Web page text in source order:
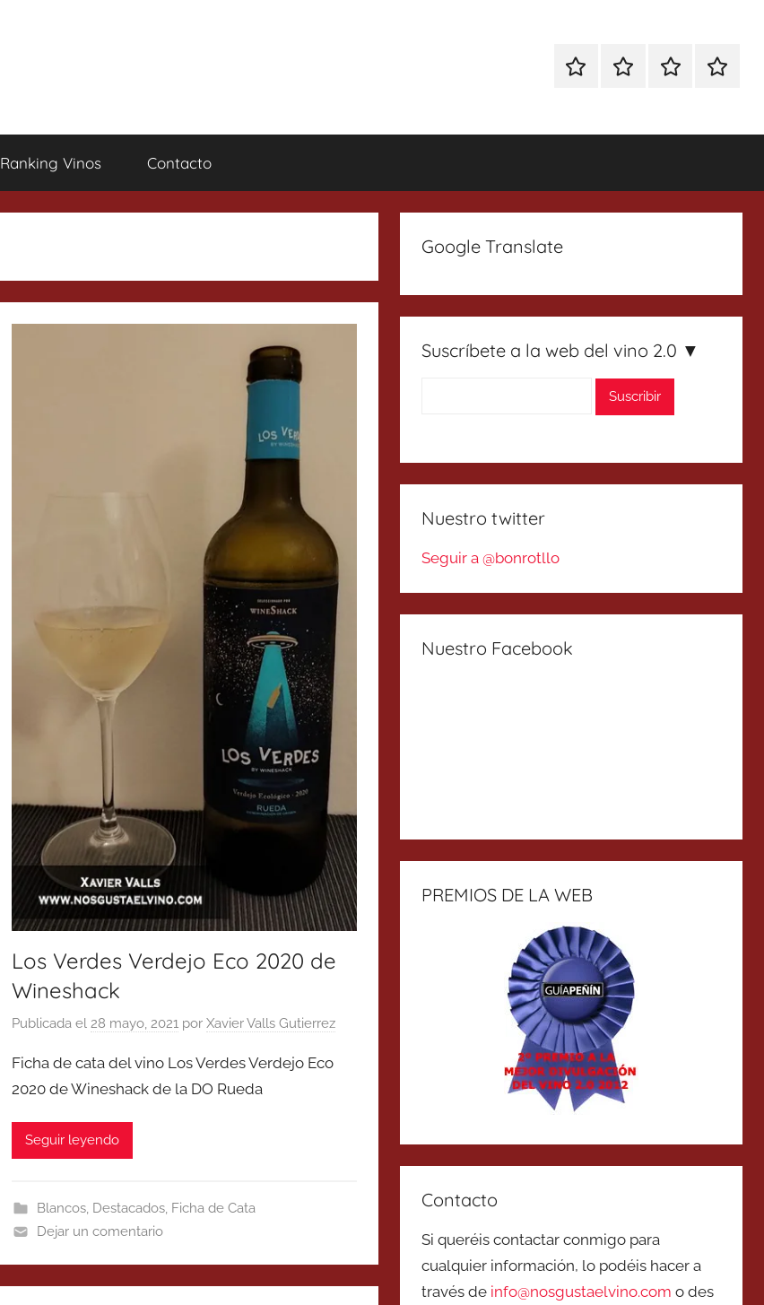
EspecialEnoturismoRanking
Ranking Vinos Contacto
Los Verdes Verdejo Eco 2020 de
Wineshack
Publicada el28 mayo, 2021 porXavier Valls Gutierrez
Ficha de cata del vino Los Verdes Verdejo Eco
2020 de Wineshack de la DO Rueda
Seguir leyendo
Blancos, Destacados, Ficha de Cata
Dejar un comentario
Google Translate
Suscríbete a la web del vino 2.0 ▼
Nuestro twitter
Seguir a @bonrotllo
Nuestro Facebook
PREMIOS DE LA WEB
Contacto
Si queréis contactar conmigo para
cualquier información, lo podéis hacer a
través de info@nosgustaelvino.com o des